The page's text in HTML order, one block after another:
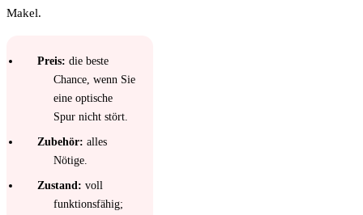
Makel.
Preis: die beste
Chance, wenn Sie
eine optische
Spur nicht stört.
Zubehör: alles
Nötige.
Zustand: voll
funktionsfähig;